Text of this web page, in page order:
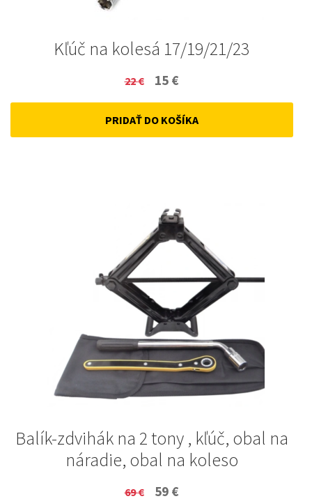
Kľúč na kolesá 17/19/21/23
22€
Original
price
was:
15 €
price
is:
PRIDAŤ DO KOŠÍKA
Balík-zdvihák na 2 tony , kľúč, obal na
náradie, obal na koleso
69€
Original
59 €